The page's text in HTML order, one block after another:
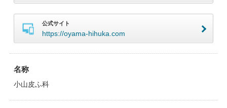
公式サイト
https://oyama-hihuka.com
名称
小山皮ふ科